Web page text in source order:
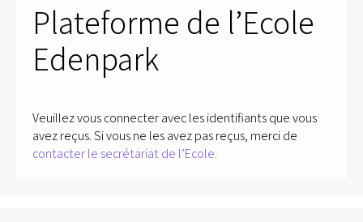
Plateforme de l’Ecole
Edenpark
Veuillez vous connecter avec les identifiants que vous
avez reçus. Si vous ne les avez pas reçus, merci de
contacter le secrétariat de l’Ecole.